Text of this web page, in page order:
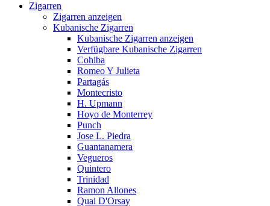
Zigarren
Zigarren anzeigen
Kubanische Zigarren
Kubanische Zigarren anzeigen
Verfügbare Kubanische Zigarren
Cohiba
Romeo Y Julieta
Partagás
Montecristo
H. Upmann
Hoyo de Monterrey
Punch
Jose L. Piedra
Guantanamera
Vegueros
Quintero
Trinidad
Ramon Allones
Quai D'Orsay